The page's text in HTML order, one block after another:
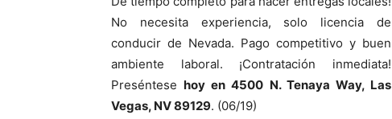
No necesita experiencia, solo licencia de
conducir de Nevada. Pago competitivo y buen
ambiente laboral. ¡Contratación inmediata!
Preséntesehoy en 4500 N. Tenaya Way, Las
Vegas, NV 89129. (06/19)